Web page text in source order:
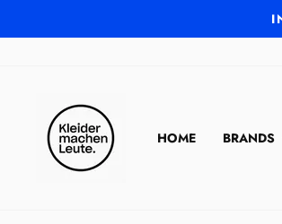
zum
HOME BRANDS